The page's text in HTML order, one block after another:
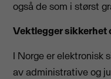
også de som i størst
Vektlegger sikkerhet
I Norge er elektronisk
av administrative og